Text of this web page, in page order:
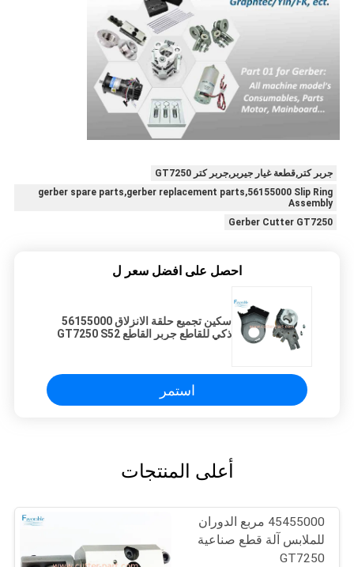
جربر كتر,قطعة غيار جيربر,جربر كتر GT7250
gerber spare parts,gerber replacement parts,56155000 Slip Ring
Assembly
Gerber Cutter GT7250
احصل على افضل سعر ل
سكين تجميع حلقة الانزلاق 56155000
ذكي للقاطع جربر القاطع GT7250 S52
استمر
أعلى المنتجات
45455000 مربع الدوران
للملابس آلة قطع صناعية
GT7250